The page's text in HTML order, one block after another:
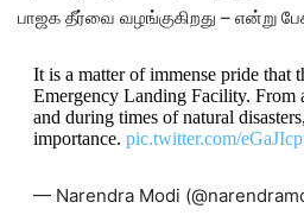
பாஜக தீர்வை வழங்குகிறது – என்று
It is a matter of immense pride that
Emergency Landing Facility. From
and during times of natural
importance. pic.twitter.com/
— Narendra Modi